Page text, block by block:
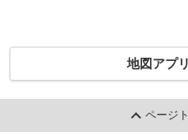
地図アプ
ページ